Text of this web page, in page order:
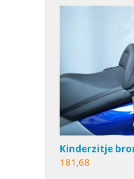
Kinderzitje
181,68